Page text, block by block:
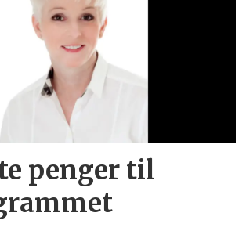
penger til